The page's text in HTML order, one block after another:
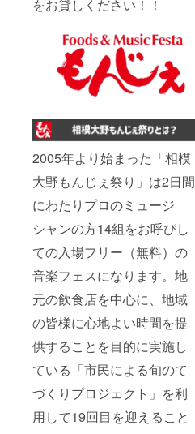
をお貸しください！！
2005年より始まった「相模
大野もんじぇ祭り」は2日間
にわたりプロのミュージ
シャンの方14組をお呼びし
ての入場フリー（無料）の
音楽フェスになります。地
元の飲食店を中心に、地域
の皆様に心地よい時間を提
供することを目的に実施し
ている「市民による旬のて
づくりプロジェクト」を利
用して19回目を迎えること